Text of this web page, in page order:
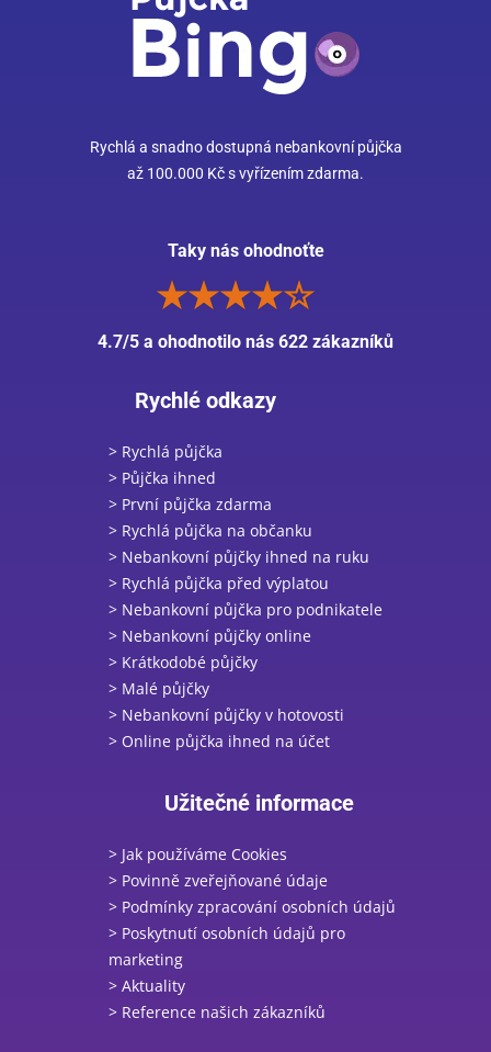
Rychlá a snadno dostupná nebankovní půjčka
až 100.000 Kč s vyřízením zdarma.
Taky nás ohodnoťte
4.7/5 a ohodnotilo nás 622 zákazníků
Rychlé odkazy
> Rychlá půjčka
> Půjčka ihned
> První půjčka zdarma
> Rychlá půjčka na občanku
> Nebankovní půjčky ihned na ruku
> Rychlá půjčka před výplatou
> Nebankovní půjčka pro podnikatele
> Nebankovní půjčky online
> Krátkodobé půjčky
> Malé půjčky
> Nebankovní půjčky v hotovosti
> Online půjčka ihned na účet
Užitečné informace
> Jak používáme Cookies
> Povinně zveřejňované údaje
> Podmínky zpracování osobních údajů
> Poskytnutí osobních údajů pro
marketing
> Aktuality
> Reference našich zákazníků